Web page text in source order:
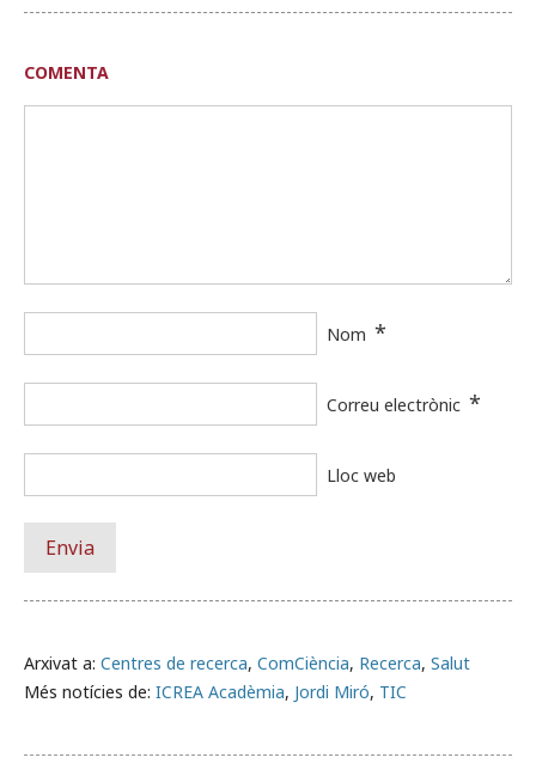
Arxivat a: Centres de recerca, ComCiència, Recerca, Salut
Més notícies de: ICREA Acadèmia, Jordi Miró, TIC
COMENTA
Nom *
Correu electrònic *
Lloc web